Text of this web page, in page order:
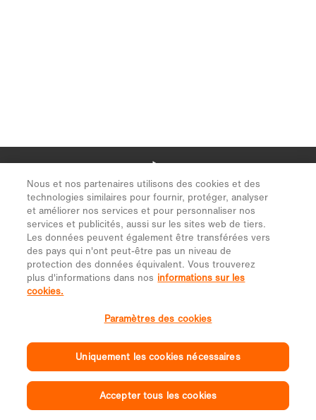
Nous et nos partenaires utilisons des cookies et des
technologies similaires pour fournir, protéger, analyser
et améliorer nos services et pour personnaliser nos
services et publicités, aussi sur les sites web de tiers.
Les données peuvent également être transférées vers
des pays qui n'ont peut-être pas un niveau de
protection des données équivalent. Vous trouverez
plus d'informations dans nos informations sur les
cookies.
Paramètres des cookies
Uniquement les cookies nécessaires
Accepter tous les cookies